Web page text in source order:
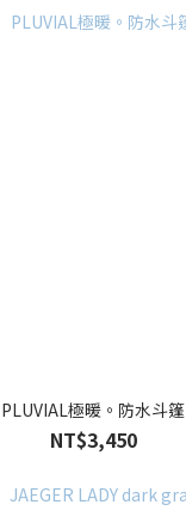
PLUVIAL極暖。防水斗篷
NT$3,450